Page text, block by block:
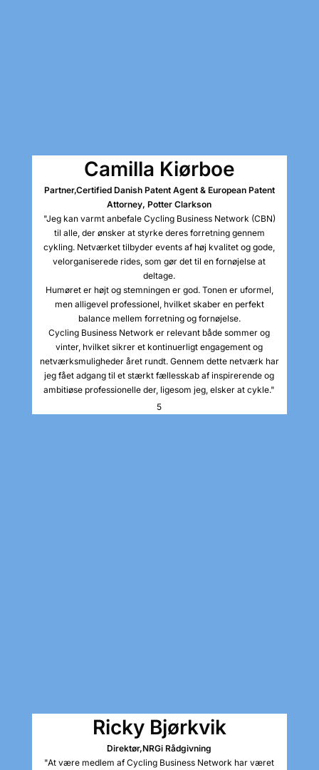
Camilla Kiørboe
Partner,Certified Danish Patent Agent & European Patent
Attorney, Potter Clarkson
"Jeg kan varmt anbefale Cycling Business Network (CBN)
til alle, der ønsker at styrke deres forretning gennem
cykling. Netværket tilbyder events af høj kvalitet og gode,
velorganiserede rides, som gør det til en fornøjelse at
deltage.
Humøret er højt og stemningen er god. Tonen er uformel,
men alligevel professionel, hvilket skaber en perfekt
balance mellem forretning og fornøjelse.
Cycling Business Network er relevant både sommer og
vinter, hvilket sikrer et kontinuerligt engagement og
netværksmuligheder året rundt. Gennem dette netværk har
jeg fået adgang til et stærkt fællesskab af inspirerende og
ambitiøse professionelle der, ligesom jeg, elsker at cykle."
5
Ricky Bjørkvik
Direktør,NRGi Rådgivning
"At være medlem af Cycling Business Network har været